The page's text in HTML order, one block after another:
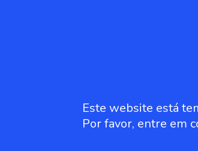
Este website está
Por favor, entre em